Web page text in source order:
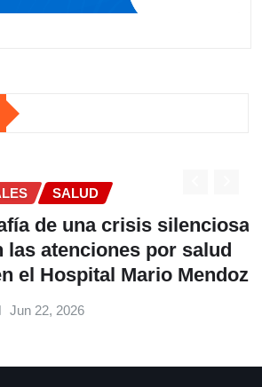
SALUD
una crisis silenciosa: Se
por salud
Mario Mendoza
2026